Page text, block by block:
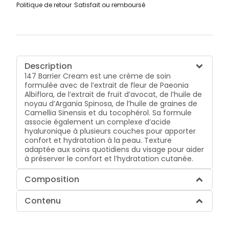
Politique de retour Satisfait ou remboursé
Description
147 Barrier Cream est une crème de soin
formulée avec de l’extrait de fleur de Paeonia
Albiflora, de l’extrait de fruit d’avocat, de l’huile de
noyau d’Argania Spinosa, de l’huile de graines de
Camellia Sinensis et du tocophérol. Sa formule
associe également un complexe d’acide
hyaluronique à plusieurs couches pour apporter
confort et hydratation à la peau. Texture
adaptée aux soins quotidiens du visage pour aider
à préserver le confort et l’hydratation cutanée.
Composition
Contenu